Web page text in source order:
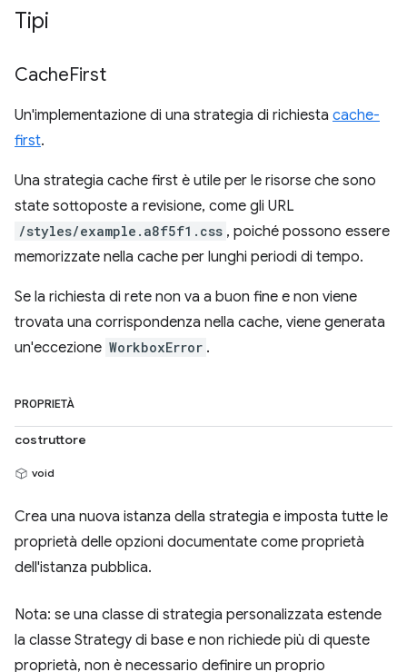
Tipi
CacheFirst
Un'implementazione di una strategia di richiesta cache-
first.
Una strategia cache first è utile per le risorse che sono
state sottoposte a revisione, come gli URL
/styles/example.a8f5f1.css , poiché possono essere
memorizzate nella cache per lunghi periodi di tempo.
Se la richiesta di rete non va a buon fine e non viene
trovata una corrispondenza nella cache, viene generata
un'eccezione WorkboxError .
PROPRIETÀ
costruttore
void
Crea una nuova istanza della strategia e imposta tutte le
proprietà delle opzioni documentate come proprietà
dell'istanza pubblica.
Nota: se una classe di strategia personalizzata estende
la classe Strategy di base e non richiede più di queste
proprietà, non è necessario definire un proprio